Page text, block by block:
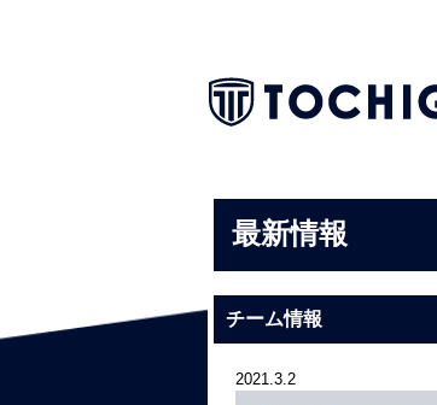
最新情報
チーム情報
2021.3.2